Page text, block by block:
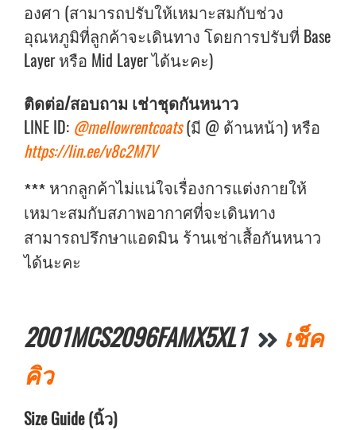
องศา (สามารถปรับให้เหมาะสมกับช่วง
อุณหภูมิที่ลูกค้าจะเดินทาง โดยการปรับที่ Base
Layer หรือ Mid Layer ได้นะคะ)
ติดต่อ/สอบถาม เช่าชุดกันหนาว
LINE ID: @mellowrentcoats(มี @ ด้านหน้า) หรือ
https://lin.ee/v8c2M7V
*** หากลูกค้าไม่แน่ใจเรื่องการแต่งกายให้
เหมาะสมกับสภาพอากาศที่จะเดินทาง
สามารถปรึกษาแอดมิน ร้านเช่าเสื้อกันหนาว
ได้นะคะ
2001MCS2096FAMX5XL1
เช็ค
คิว
Size Guide (นิ้ว)